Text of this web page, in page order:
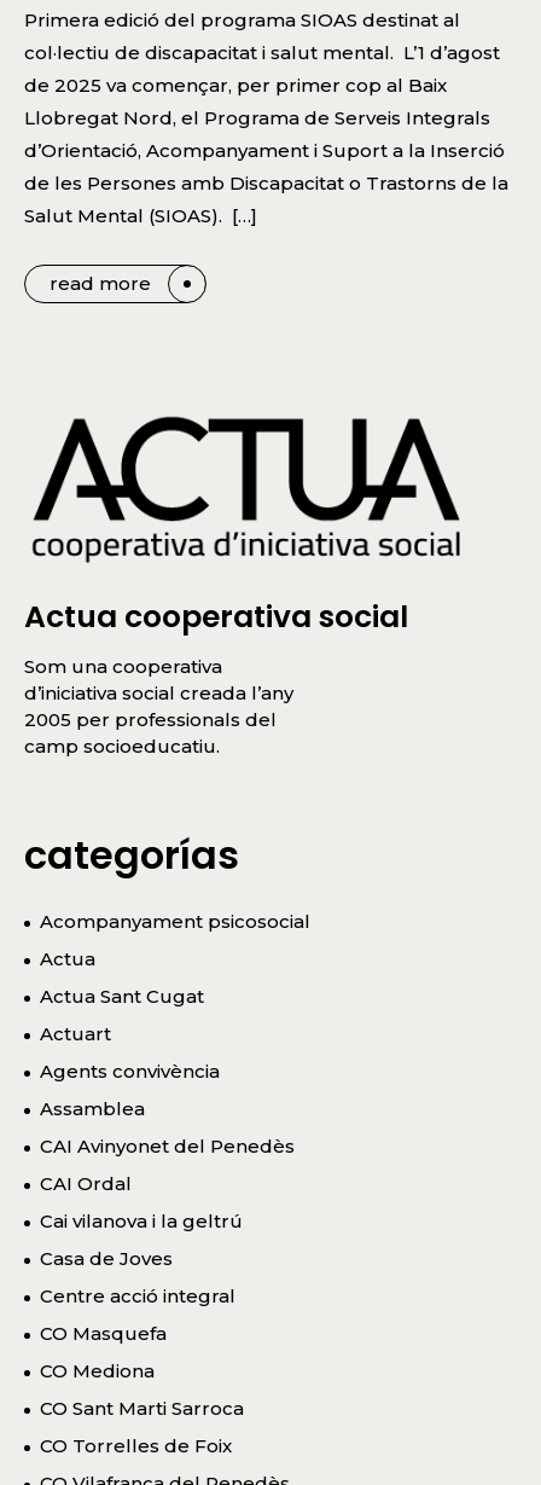
Primera edició del programa SIOAS destinat al
col·lectiu de discapacitat i salut mental. L’1 d’agost
de 2025 va començar, per primer cop al Baix
Llobregat Nord, el Programa de Serveis Integrals
d’Orientació, Acompanyament i Suport a la Inserció
de les Persones amb Discapacitat o Trastorns de la
Salut Mental (SIOAS). […]
read more
Actua cooperativa social
Som una cooperativa
d’iniciativa social creada l’any
2005 per professionals del
camp socioeducatiu.
categorías
Acompanyament psicosocial
Actua
Actua Sant Cugat
Actuart
Agents convivència
Assamblea
CAI Avinyonet del Penedès
CAI Ordal
Cai vilanova i la geltrú
Casa de Joves
Centre acció integral
CO Masquefa
CO Mediona
CO Sant Marti Sarroca
CO Torrelles de Foix